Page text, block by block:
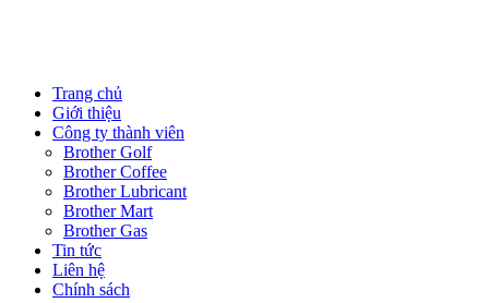
Trang chủ
Giới thiệu
Công ty thành viên
Brother Golf
Brother Coffee
Brother Lubricant
Brother Mart
Brother Gas
Tin tức
Liên hệ
Chính sách